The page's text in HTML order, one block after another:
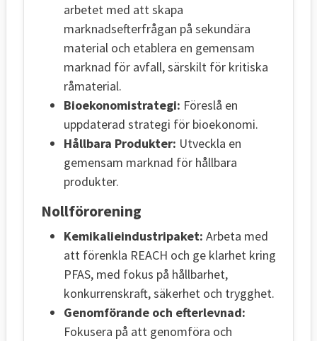
arbetet med att skapa
marknadsefterfrågan på sekundära
material och etablera en gemensam
marknad för avfall, särskilt för kritiska
råmaterial.
Bioekonomistrategi: Föreslå en
uppdaterad strategi för bioekonomi.
Hållbara Produkter: Utveckla en
gemensam marknad för hållbara
produkter.
Nollförorening
Kemikalieindustripaket: Arbeta med
att förenkla REACH och ge klarhet kring
PFAS, med fokus på hållbarhet,
konkurrenskraft, säkerhet och trygghet.
Genomförande och efterlevnad:
Fokusera på att genomföra och